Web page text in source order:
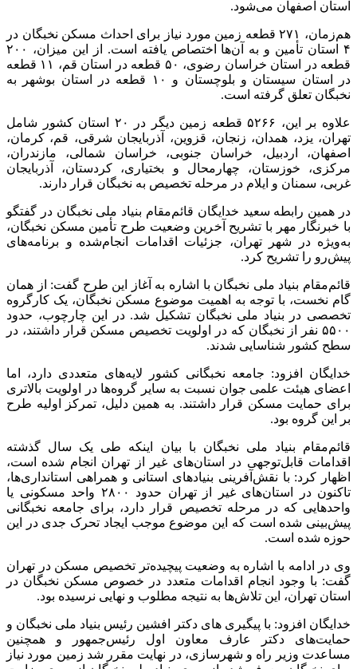
استان اصفهان می‌شود.
هم‌زمان، ۲۷۱ قطعه زمین مورد نیاز برای احداث مسکن نخبگان در
۴ استان تأمین و به آن‌ها اختصاص یافته است. از این میزان، ۲۰۰
قطعه در استان خراسان رضوی، ۵۰ قطعه در استان قم، ۱۱ قطعه
در استان سیستان و بلوچستان و ۱۰ قطعه در استان بوشهر به
نخبگان تعلق گرفته است.
علاوه بر این، ۵۲۶۶ قطعه زمین دیگر در ۲۰ استان کشور شامل
تهران، یزد، همدان، زنجان، قزوین، آذربایجان شرقی، قم، کرمان،
اصفهان، اردبیل، خراسان جنوبی، خراسان شمالی، مازندران،
مرکزی، خوزستان، چهارمحال و بختیاری، کردستان، آذربایجان
غربی، سمنان و ایلام در مرحله تخصیص به نخبگان قرار دارند.
در همین رابطه سعید خدایگان قائم‌مقام بنیاد ملی نخبگان در گفتگو
با خبرنگار مهر با تشریح آخرین وضعیت طرح تأمین مسکن نخبگان،
به‌ویژه در شهر تهران، جزئیات اقدامات انجام‌شده و برنامه‌های
پیش‌رو را تشریح کرد.
قائم‌مقام بنیاد ملی نخبگان با اشاره به آغاز این طرح گفت: از همان
گام نخست، با توجه به اهمیت موضوع مسکن نخبگان، یک کارگروه
تخصصی در بنیاد ملی نخبگان تشکیل شد. در این چارچوب، حدود
۵۵۰۰ نفر از نخبگان که در اولویت تخصیص مسکن قرار داشتند، در
سطح کشور شناسایی شدند.
خدایگان افزود: جامعه نخبگانی کشور لایه‌های متعددی دارد، اما
اعضای هیئت علمی جوان نسبت به سایر گروه‌ها در اولویت بالاتری
برای حمایت مسکن قرار داشتند. به همین دلیل، تمرکز اولیه طرح
بر این گروه بود.
قائم‌مقام بنیاد ملی نخبگان با بیان اینکه طی یک سال گذشته
اقدامات قابل‌توجهی در استان‌های غیر از تهران انجام شده است،
اظهار کرد: با نقش‌آفرینی بنیادهای استانی و همراهی استانداری‌ها،
تاکنون در استان‌های غیر از تهران حدود ۲۸۰۰ واحد مسکونی یا
واحدهایی که در مرحله تخصیص قرار دارد، برای جامعه نخبگانی
پیش‌بینی شده است که این موضوع موجب ایجاد تحرک جدی در این
حوزه شده است.
وی در ادامه با اشاره به وضعیت پیچیده‌تر تخصیص مسکن در تهران
گفت: با وجود انجام اقدامات متعدد در خصوص مسکن نخبگان در
استان تهران، این تلاش‌ها به نتیجه مطلوب و نهایی نرسیده بود.
خدایگان افزود: با پیگیری های دکتر افشین رئیس بنیاد ملی نخبگان و
حمایت‌های دکتر عارف معاون اول رئیس‌جمهور و همچنین
مساعدت وزیر راه و شهرسازی، در نهایت مقرر شد زمین مورد نیاز